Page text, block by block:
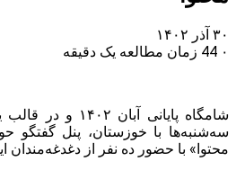
۳۰ آذر ۱۴۰۲
۰
زمان مطالعه یک دقیقه
شامگاه پایانی
سه‌شنبه‌ها با خوزستان، پنل گفتگو
محتوا» با حضور ده نفر از دغدغه‌مندان